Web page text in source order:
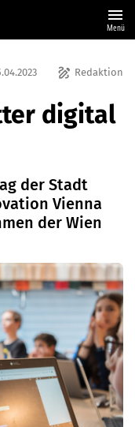
menu
Menü
draw Redaktion
digital
der Stadt
Vienna
der Wien